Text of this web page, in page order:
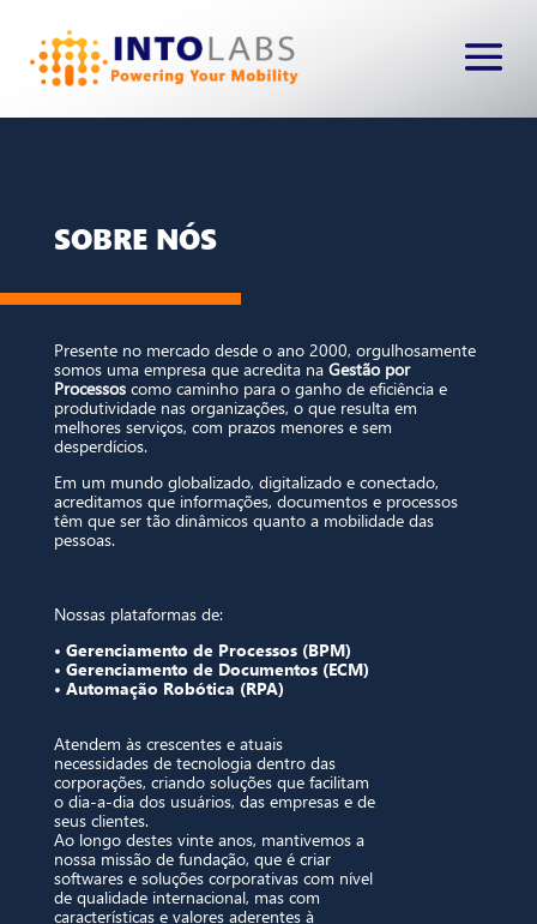
SOBRE NÓS
Presente no mercado desde o ano 2000, orgulhosamente
somos uma empresa que acredita na Gestão por
Processoscomo caminho para o ganho de eficiência e
produtividade nas organizações, o que resulta em
melhores serviços, com prazos menores e sem
desperdícios.
Em um mundo globalizado, digitalizado e conectado,
acreditamos que informações, documentos e processos
têm que ser tão dinâmicos quanto a mobilidade das
pessoas.
Nossas plataformas de:
• Gerenciamento de Processos (BPM)
• Gerenciamento de Documentos (ECM)
• Automação Robótica (RPA)
Atendem às crescentes e atuais
necessidades de tecnologia dentro das
corporações, criando soluções que facilitam
o dia-a-dia dos usuários, das empresas e de
seus clientes.
Ao longo destes vinte anos, mantivemos a
nossa missão de fundação, que é criar
softwares e soluções corporativas com nível
de qualidade internacional, mas com
características e valores aderentes à